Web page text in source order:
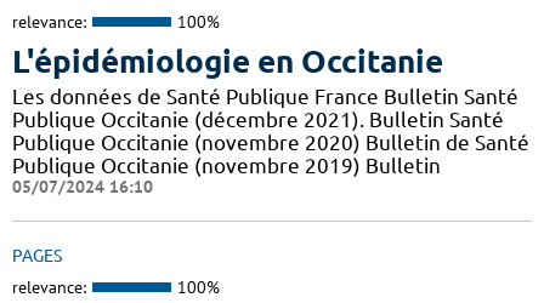
relevance: 100%
L'épidémiologie en Occitanie
Les données de Santé Publique France Bulletin Santé
Publique Occitanie (décembre 2021). Bulletin Santé
Publique Occitanie (novembre 2020) Bulletin de Santé
Publique Occitanie (novembre 2019) Bulletin
05/07/2024 16:10
PAGES
relevance: 100%